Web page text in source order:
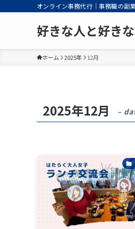
オンライン事務代行｜事務職の副
好きな人と好き
ホーム 2025年 12月
2025年12月 –